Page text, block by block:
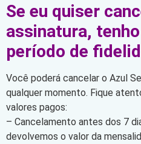
Se eu quiser
assinatura,
período de
Você poderá cancelar o Azul
qualquer momento. Fique
valores pagos:
– Cancelamento antes dos 7
devolvemos o valor da